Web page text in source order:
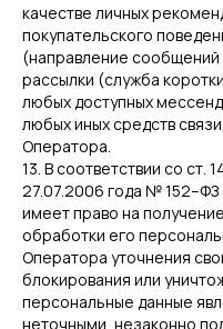
качестве личных
покупательского
(направление
рассылки (служба
любых доступных
любых иных средств
Оператора.
13. В соответствии со ст.
27.07.2006 года № 152–ФЗ
имеет право на
обработки его
Оператора уточнения
блокирования или
персональные данные
неточными, незаконно